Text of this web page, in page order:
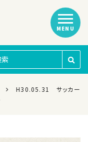
MENU
H30.05.31 サッカー